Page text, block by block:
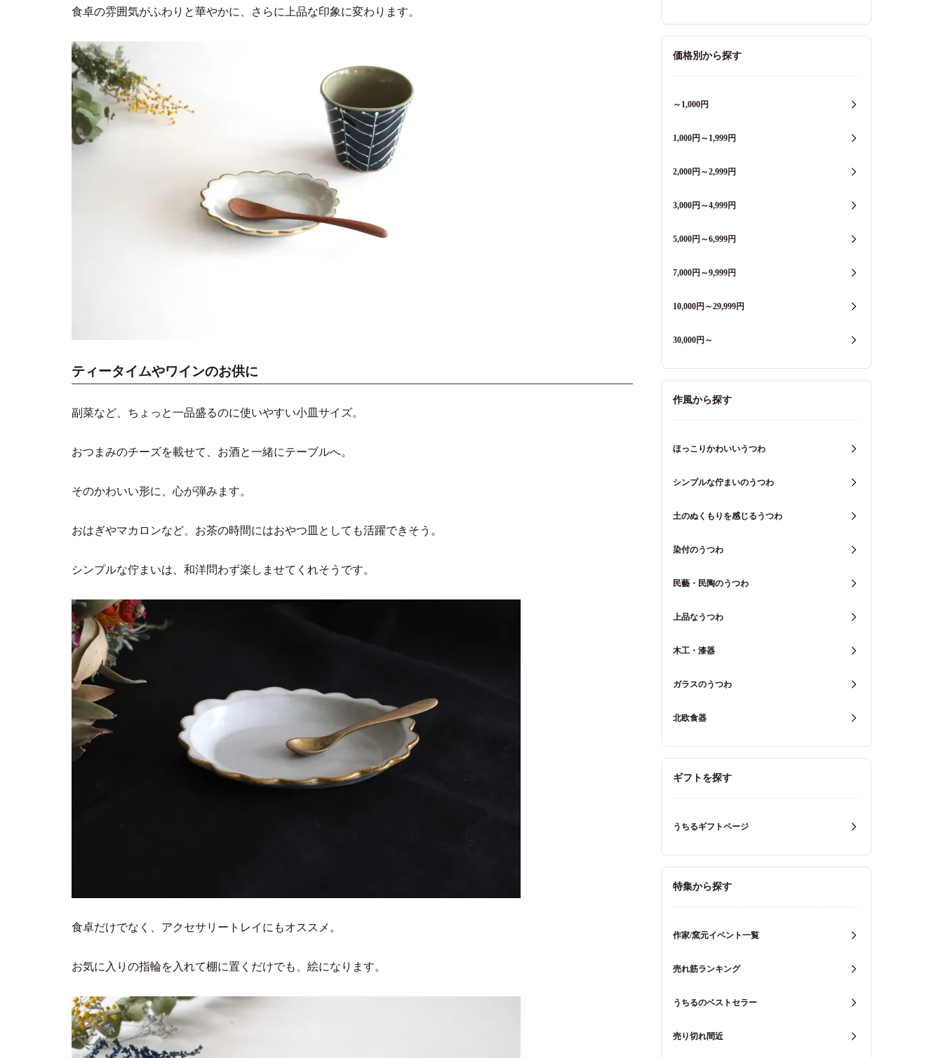
食卓の雰囲気がふわりと華やかに、さらに上品な印象に変わります。
ティータイムやワインのお供に
副菜など、ちょっと一品盛るのに使いやすい小皿サイズ。
おつまみのチーズを載せて、お酒と一緒にテーブルへ。
そのかわいい形に、心が弾みます。
おはぎやマカロンなど、お茶の時間にはおやつ皿としても活躍できそう。
シンプルな佇まいは、和洋問わず楽しませてくれそうです。
食卓だけでなく、アクセサリートレイにもオススメ。
お気に入りの指輪を入れて棚に置くだけでも、絵になります。
価格別から探す
～1,000円
1,000円～1,999円
2,000円～2,999円
3,000円～4,999円
5,000円～6,999円
7,000円～9,999円
10,000円～29,999円
30,000円～
作風から探す
ほっこりかわいいうつわ
シンプルな佇まいのうつわ
土のぬくもりを感じるうつわ
染付のうつわ
民藝・民陶のうつわ
上品なうつわ
木工・漆器
ガラスのうつわ
北欧食器
ギフトを探す
うちるギフトページ
特集から探す
作家/窯元イベント一覧
売れ筋ランキング
うちるのベストセラー
売り切れ間近